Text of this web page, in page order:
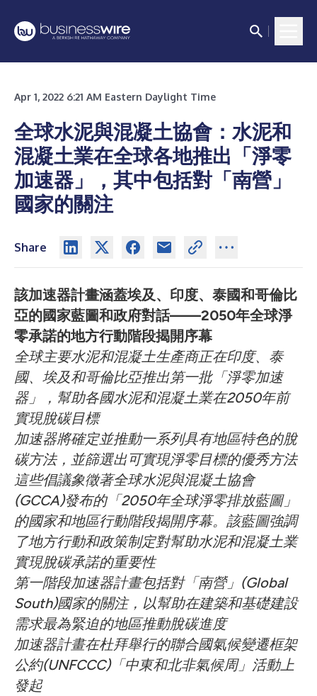
Apr 1, 2022 6:21 AM Eastern Daylight Time
全球水泥與混凝土協會：水泥和
混凝土業在全球各地推出「淨零
加速器」，其中包括對「南營」
國家的關注
Share
該加速器計畫涵蓋埃及、印度、泰國和哥倫比
亞的國家藍圖和政府對話——2050年全球淨
零承諾的地方行動階段揭開序幕
全球主要水泥和混凝土生產商正在印度、泰
國、埃及和哥倫比亞推出第一批「淨零加速
器」，幫助各國水泥和混凝土業在2050年前
實現脫碳目標
加速器將確定並推動一系列具有地區特色的脫
碳方法，並篩選出可實現淨零目標的優秀方法
這些倡議象徵著全球水泥與混凝土協會
(GCCA)發布的「2050年全球淨零排放藍圖」
的國家和地區行動階段揭開序幕。該藍圖強調
了地方行動和政策制定對幫助水泥和混凝土業
實現脫碳承諾的重要性
第一階段加速器計畫包括對「南營」(Global
South)國家的關注，以幫助在建築和基礎建設
需求最為緊迫的地區推動脫碳進度
加速器計畫在杜拜舉行的聯合國氣候變遷框架
公約(UNFCCC)「中東和北非氣候周」活動上
發起